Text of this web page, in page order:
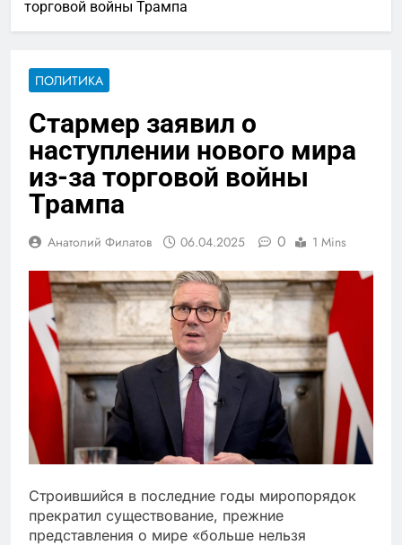
торговой войны Трампа
ПОЛИТИКА
Стармер заявил о
наступлении нового мира
из-за торговой войны
Трампа
Анатолий Филатов 06.04.2025 0 1 Mins
Строившийся в последние годы миропорядок
прекратил существование, прежние
представления о мире «больше нельзя